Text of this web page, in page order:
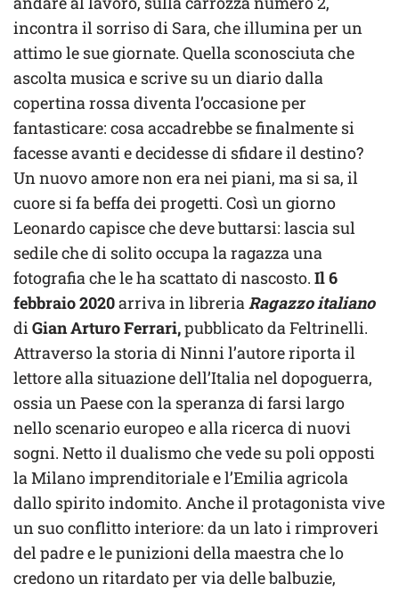
incontra il sorriso di Sara, che illumina per un
attimo le sue giornate. Quella sconosciuta che
ascolta musica e scrive su un diario dalla
copertina rossa diventa l’occasione per
fantasticare: cosa accadrebbe se finalmente si
facesse avanti e decidesse di sfidare il destino?
Un nuovo amore non era nei piani, ma si sa, il
cuore si fa beffa dei progetti. Così un giorno
Leonardo capisce che deve buttarsi: lascia sul
sedile che di solito occupa la ragazza una
fotografia che le ha scattato di nascosto. Il 6
febbraio 2020arriva in libreriaRagazzo italiano
diGian Arturo Ferrari,pubblicato da Feltrinelli.
Attraverso la storia di Ninni l’autore riporta il
lettore alla situazione dell’Italia nel dopoguerra,
ossia un Paese con la speranza di farsi largo
nello scenario europeo e alla ricerca di nuovi
sogni. Netto il dualismo che vede su poli opposti
la Milano imprenditoriale e l’Emilia agricola
dallo spirito indomito. Anche il protagonista vive
un suo conflitto interiore: da un lato i rimproveri
del padre e le punizioni della maestra che lo
credono un ritardato per via delle balbuzie,